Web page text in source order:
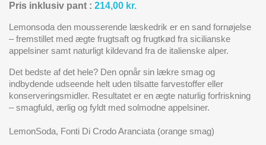
Pris inklusiv pant : 214,00 kr.
Lemonsoda den mousserende læskedrik er en sand fornøjelse
– fremstillet med ægte frugtsaft og frugtkød fra sicilianske
appelsiner samt naturligt kildevand fra de italienske alper.
Det bedste af det hele? Den opnår sin lækre smag og
indbydende udseende helt uden tilsatte farvestoffer eller
konserveringsmidler. Resultatet er en ægte naturlig forfriskning
– smagfuld, ærlig og fyldt med solmodne appelsiner.
LemonSoda, Fonti Di Crodo Aranciata (orange smag)